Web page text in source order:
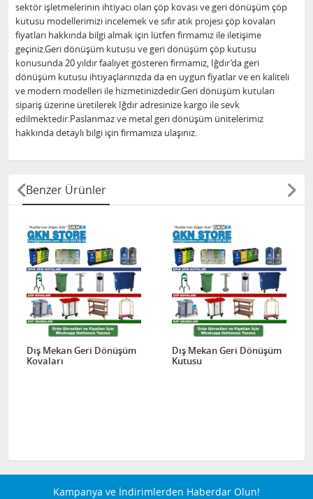
sektör işletmelerinin ihtiyacı olan çöp kovası ve geri dönüşüm çöp
kutusu modellerimizi incelemek ve sıfır atık projesi çöp kovaları
fiyatları hakkında bilgi almak için lütfen firmamız ile iletişime
geçiniz.Geri dönüşüm kutusu ve geri dönüşüm çöp kutusu
konusunda 20 yıldır faaliyet gösteren firmamız, Iğdır’da geri
dönüşüm kutusu ihtiyaçlarınızda da en uygun fiyatlar ve en kaliteli
ve modern modelleri ile hizmetinizdedir.Geri dönüşüm kutuları
sipariş üzerine üretilerek Iğdır adresinize kargo ile sevk
edilmektedir.Paslanmaz ve metal geri dönüşüm ünitelerimiz
hakkında detaylı bilgi için firmamıza ulaşınız.
Benzer Ürünler
Dış Mekan Geri Dönüşüm
Kovaları
Dış Mekan Geri Dönüşüm
Kutusu
Kampanya ve İndirimlerden Haberdar Olun!